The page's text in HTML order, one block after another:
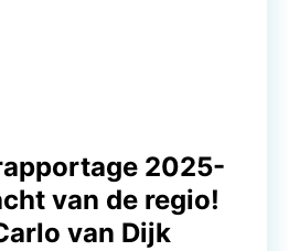
2025-
van de regio!
van Dijk